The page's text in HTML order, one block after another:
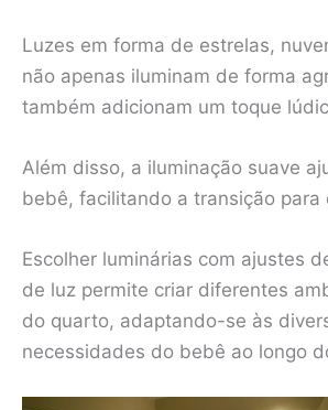
Luzes em forma de estrelas,
não apenas iluminam de forma
também adicionam um toque
Além disso, a iluminação suave
bebê, facilitando a transição para
Escolher luminárias com ajustes
de luz permite criar diferentes
do quarto, adaptando-se às
necessidades do bebê ao longo